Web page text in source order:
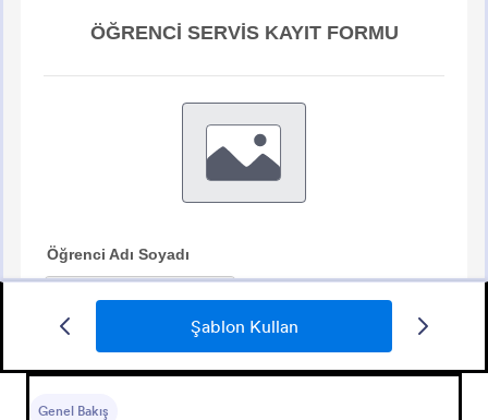
Şablon Kullan
Genel Bakış
Araç Kiralama Formu
üzerinden ihtiyacınız olan tüm araç tercihleri ve